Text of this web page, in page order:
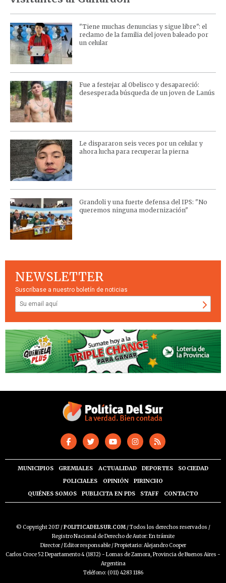
"Tiene muchas denuncias y sigue libre": el
reclamo de la familia del joven baleado por
un celular
Fue a festejar al Obelisco y desapareció:
desesperada búsqueda de un joven de Lanús
Le dispararon seis veces por un celular y
ahora lucha para recuperar la pierna
Grandoli y una fuerte defensa del IPS: "No
queremos ninguna modernización"
NEWSLETTER
Suscríbase a nuestro boletín de noticias
MUNICIPIOS GREMIALES ACTUALIDAD DEPORTES
SOCIEDAD
POLICIALES
OPINIÓN
PIRINCHO
QUIÉNES SOMOS
PUBLICITA EN PDS STAFF CONTACTO
© Copyright 2017 /POLITICADELSUR.COM/ Todos los derechos reservados /
Registro Nacional de Derecho de Autor: En trámite
Director / Editor responsable / Propietario: Alejandro Cooper
Carlos Croce 52 Departamento 4 (1832) - Lomas de Zamora, Provincia de Buenos Aires -
Argentina
Teléfono: (011) 4283 1186